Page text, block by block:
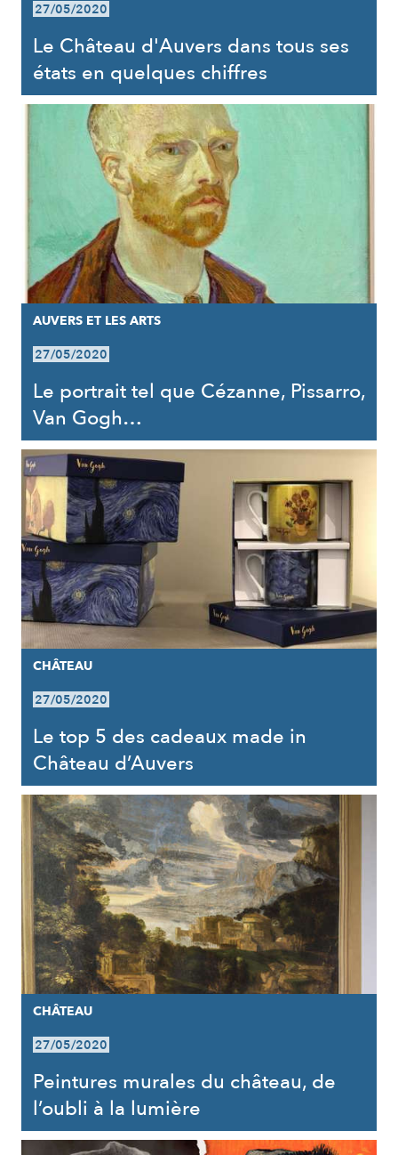
27/05/2020
Le Château d'Auvers dans tous ses
états en quelques chiffres
AUVERS ET LES ARTS
27/05/2020
Le portrait tel que Cézanne, Pissarro,
Van Gogh…
CHÂTEAU
27/05/2020
Le top 5 des cadeaux made in
Château d’Auvers
CHÂTEAU
27/05/2020
Peintures murales du château, de
l’oubli à la lumière